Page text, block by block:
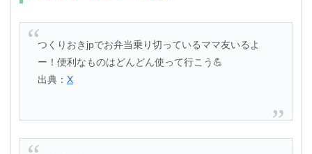
つくりおきjpでお弁当乗り切っているママ友いるよ
ー！便利なものはどんどん使って行こう💪
出典： X